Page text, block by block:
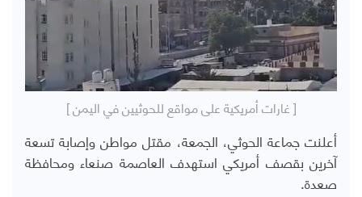
[ غارات أمريكية على مواقع للحوثيين في اليمن ]
أعلنت جماعة الحوثي، الجمعة، مقتل مواطن وإصابة تسعة
آخرين بقصف أمريكي استهدف العاصمة صنعاء ومحافظة
صعدة.